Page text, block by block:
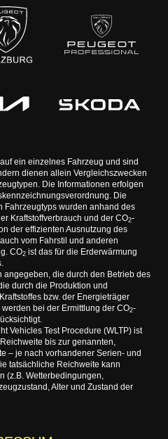
ein einzelnes Fahrzeug und sind
dienen allein Vergleichszwecken
Die Informationen erfolgen
Die
wurden anhand des
Kraftstoffverbrauch und der CO2-
der effizienten Ausnutzung des
vom Fahrstil und anderen
CO2ist das für die Erderwärmung
angegeben, die durch den Betrieb des
durch die Produktion und
bzw. der Energieträger
bei der Ermittlung der CO2-
Vehicles Test Procedure (WLTP) ist
bis zur genannten,
– je nach vorhandener Serien- und
tatsächliche Reichweite kann
(z.B. Wetterbedingungen,
Alter und Zustand der